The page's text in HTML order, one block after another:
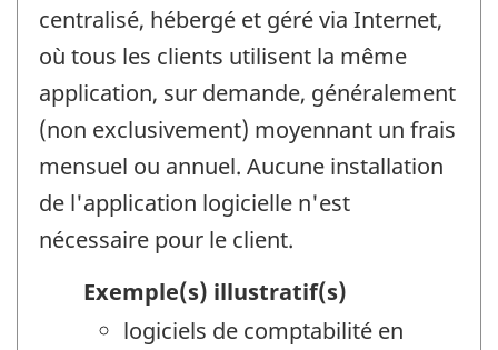
centralisé, hébergé et géré via Internet,
où tous les clients utilisent la même
application, sur demande, généralement
(non exclusivement) moyennant un frais
mensuel ou annuel. Aucune installation
de l'application logicielle n'est
nécessaire pour le client.
Exemple(s) illustratif(s)
logiciels de comptabilité en